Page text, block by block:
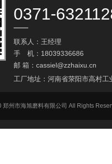
0371-
联系人：王经理
手 机：18039336686
邮 箱： cassiel@zzhaixu.cn
工厂地址：河南省荥阳市高村工
郑州市海旭磨料有限公司 All Rights